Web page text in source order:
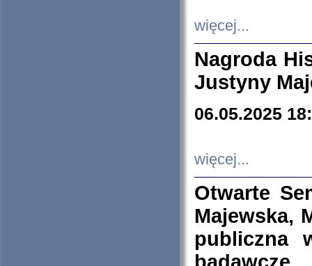
więcej...
Nagroda
Justyny
06.05.2025
więcej...
Otwarte
Majewska,
publiczna